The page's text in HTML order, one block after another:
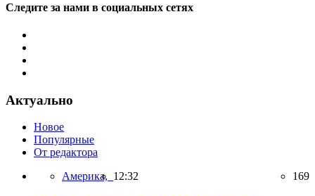
Следите за нами в социальных сетях
Актуально
Новое
Популярные
От редактора
Америка, 12:32 169